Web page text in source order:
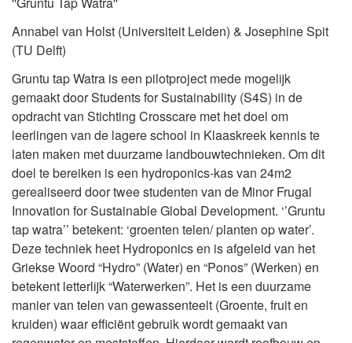
Annabel van Holst (Universiteit Leiden) & Josephine Spit
(TU Delft)
Gruntu tap Watra is een pilotproject mede mogelijk
gemaakt door Students for Sustainability (S4S) in de
opdracht van Stichting Crosscare met het doel om
leerlingen van de lagere school in Klaaskreek kennis te
laten maken met duurzame landbouwtechnieken. Om dit
doel te bereiken is een hydroponics-kas van 24m2
gerealiseerd door twee studenten van de Minor Frugal
Innovation for Sustainable Global Development. ‘’Gruntu
tap watra’’ betekent: ‘groenten telen/ planten op water’.
Deze techniek heet Hydroponics en is afgeleid van het
Griekse Woord “Hydro” (Water) en “Ponos” (Werken) en
betekent letterlijk “Waterwerken”. Het is een duurzame
manier van telen van gewassenteelt (Groente, fruit en
kruiden) waar efficiënt gebruik wordt gemaakt van